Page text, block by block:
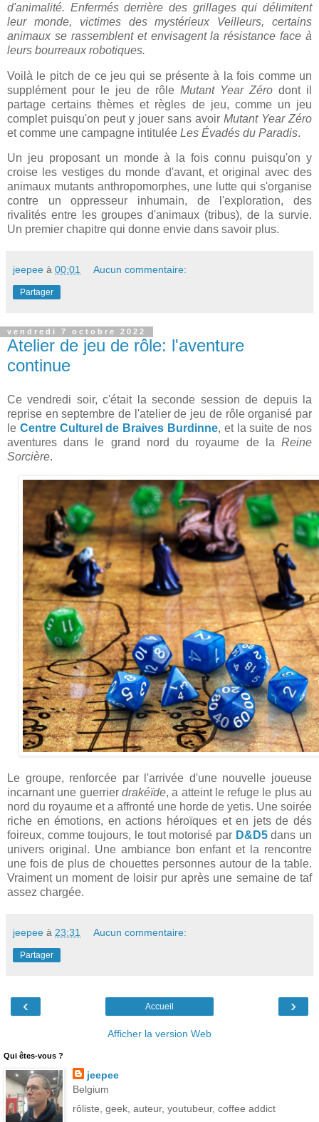
d'animalité. Enfermés derrière des grillages qui délimitent
leur monde, victimes des mystérieux Veilleurs, certains
animaux se rassemblent et envisagent la résistance face à
leurs bourreaux robotiques.
Voilà le pitch de ce jeu qui se présente à la fois comme un
supplément pour le jeu de rôle Mutant Year Zéro dont il
partage certains thèmes et règles de jeu, comme un jeu
complet puisqu'on peut y jouer sans avoir Mutant Year Zéro
et comme une campagne intitulée Les Évadés du Paradis.
Un jeu proposant un monde à la fois connu puisqu'on y
croise les vestiges du monde d'avant, et original avec des
animaux mutants anthropomorphes, une lutte qui s'organise
contre un oppresseur inhumain, de l'exploration, des
rivalités entre les groupes d'animaux (tribus), de la survie.
Un premier chapitre qui donne envie dans savoir plus.
jeepee à 00:01 Aucun commentaire:
Partager
vendredi 7 octobre 2022
Atelier de jeu de rôle: l'aventure
continue
Ce vendredi soir, c'était la seconde session de depuis la
reprise en septembre de l'atelier de jeu de rôle organisé par
le Centre Culturel de Braives Burdinne, et la suite de nos
aventures dans le grand nord du royaume de la Reine
Sorcière.
Le groupe, renforcée par l'arrivée d'une nouvelle joueuse
incarnant une guerrier drakéïde, a atteint le refuge le plus au
nord du royaume et a affronté une horde de yetis. Une soirée
riche en émotions, en actions héroïques et en jets de dés
foireux, comme toujours, le tout motorisé par D&D5dans un
univers original. Une ambiance bon enfant et la rencontre
une fois de plus de chouettes personnes autour de la table.
Vraiment un moment de loisir pur après une semaine de taf
assez chargée.
jeepee à 23:31 Aucun commentaire:
Partager
‹ ›
Accueil
Afficher la version Web
Qui êtes-vous ?
jeepee
Belgium
rôliste, geek, auteur, youtubeur, coffee addict